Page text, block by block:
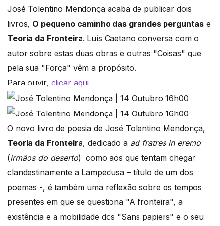
José Tolentino Mendonça acaba de publicar dois
livros, O pequeno caminho das grandes perguntas e
Teoria da Fronteira. Luís Caetano conversa com o
autor sobre estas duas obras e outras "Coisas" que
pela sua "Força" vêm a propósito.
Para ouvir, clicar aqui.
O novo livro de poesia de José Tolentino Mendonça,
Teoria da Fronteira, dedicado a ad fratres in eremo
(irmãos do deserto), como aos que tentam chegar
clandestinamente a Lampedusa – título de um dos
poemas -, é também uma reflexão sobre os tempos
presentes em que se questiona "A fronteira", a
existência e a mobilidade dos "Sans papiers" e o seu